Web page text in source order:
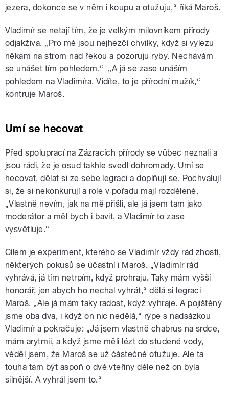
jezera, dokonce se v něm i koupu a otužuju,“ říká Maroš.
Vladimír se netají tím, že je velkým milovníkem přírody
odjakživa. „Pro mě jsou nejhezčí chvilky, když si vylezu
někam na strom nad řekou a pozoruju ryby. Nechávám
se unášet tím pohledem.“ „A já se zase unáším
pohledem na Vladimíra. Vidíte, to je přírodní mužík,“
kontruje Maroš.
Umí se hecovat
Před spoluprací na Zázracích přírody se vůbec neznali a
jsou rádi, že je osud takhle svedl dohromady. Umí se
hecovat, dělat si ze sebe legraci a doplňují se. Pochvalují
si, že si nekonkurují a role v pořadu mají rozdělené.
„Vlastně nevím, jak na mě přišli, ale já jsem tam jako
moderátor a měl bych i bavit, a Vladimír to zase
vysvětluje.“
Cílem je experiment, kterého se Vladimír vždy rád zhostí,
některých pokusů se účastní i Maroš. „Vladimír rád
vyhrává, já tím netrpím, když prohraju. Taky mám vyšší
honorář, jen abych ho nechal vyhrát,“ dělá si legraci
Maroš. „Ale já mám taky radost, když vyhraje. A pojištěný
jsme oba dva, i když on nic nedělá,“ rýpe s nadsázkou
Vladimír a pokračuje: „Já jsem vlastně chabrus na srdce,
mám arytmii, a když jsme měli lézt do studené vody,
věděl jsem, že Maroš se už částečně otužuje. Ale ta
touha tam být aspoň o dvě vteřiny déle než on byla
silnější. A vyhrál jsem to.“